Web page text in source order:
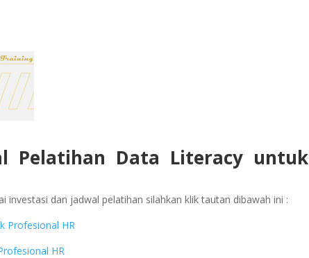
Pelatihan Data Literacy untuk
investasi dan jadwal pelatihan silahkan klik tautan dibawah ini :
Profesional HR
HR